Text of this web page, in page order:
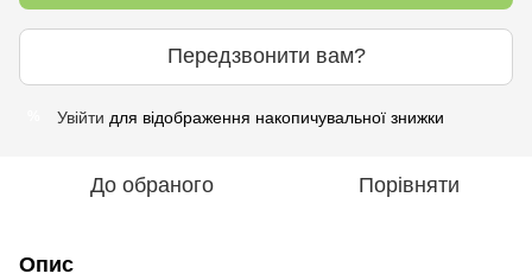
Передзвонити вам?
Увійти для відображення накопичувальної знижки
До обраного Порівняти
Опис